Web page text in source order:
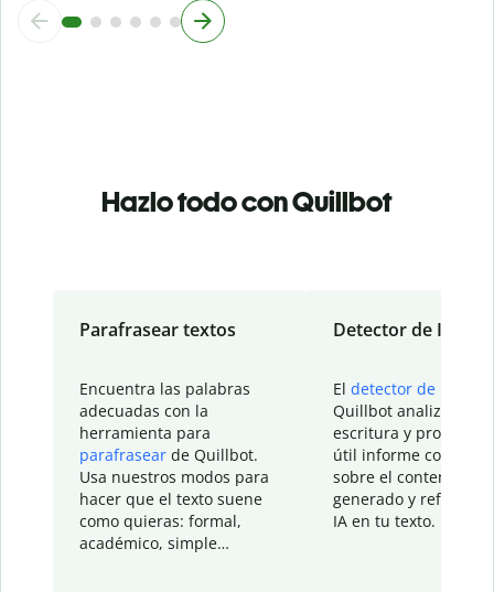
Hazlo todo con Quillbot
Parafrasear textos
Encuentra las palabras
adecuadas con la
herramienta para
parafrasear de Quillbot.
Usa nuestros modos para
hacer que el texto suene
como quieras: formal,
académico, simple…
Detector de IA
El detector de IA
Quillbot analiza tu
escritura y
útil informe con
sobre el contenido
generado y refinado
IA en tu texto.